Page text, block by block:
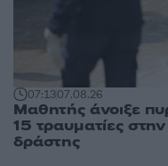
07:1307.08.26
Μαθητής άνοιξε
15 τραυματίες
δράστης